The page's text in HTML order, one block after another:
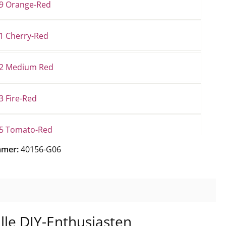
Orange-Red
Cherry-Red
Medium Red
Fire-Red
Tomato-Red
Burgundy
40156-G06
DIY-Enthusiasten